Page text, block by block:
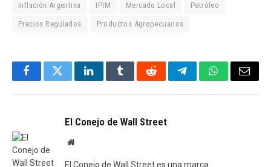
Inflación Argentina IPIM Mercado Local Petróleo
Precios Regulados Productos Agropecuarios
FacebookTwitterLinkedInTumblrRedditTelegramWhatsApp
Email
El Conejo de Wall Street
Website
El Conejo de Wall Street es una marca